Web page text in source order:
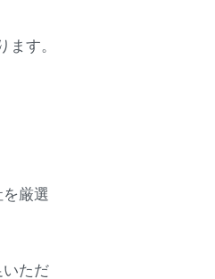
す。
厳選
ただ